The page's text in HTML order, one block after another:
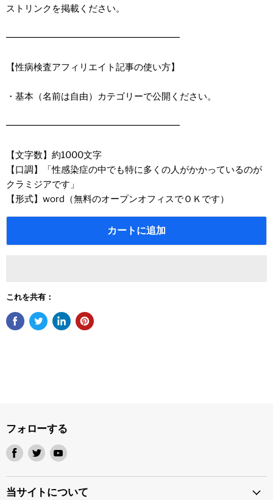
ストリンクを掲載ください。
━━━━━━━━━━━━━━━━━━━
【性病検査アフィリエイト記事の使い方】
・基本（名前は自由）カテゴリーで公開ください。
━━━━━━━━━━━━━━━━━━━
【文字数】約1000文字
【口調】「性感染症の中でも特に多くの人がかかっているのが
クラミジアです」
【形式】word（無料のオープンオフィスでＯＫです）
カートに追加
これを共有：
フォローする
Facebook
見
つ
Twitter
見
つ
Youtube
見
つ
当サイトについて